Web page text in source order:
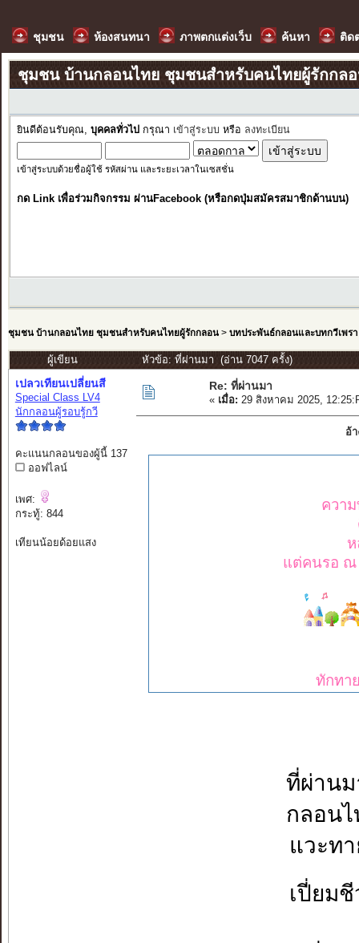
ชุมชน ห้องสนทนา ภาพตกแต่งเว็บ ค้นหา ติด
ชุมชน บ้านกลอนไทย ชุมชนสำหรับคนไทยผู้รักกล
ยินดีต้อนรับคุณ, บุคคลทั่วไป กรุณา เข้าสู่ระบบ หรือ ลงทะเบียน
เข้าสู่ระบบด้วยชื่อผู้ใช้ รหัสผ่าน และระยะเวลาในเซสชั่น
กด Link เพื่อร่วมกิจกรรม ผ่านFacebook (หรือกดปุ่มสมัครสมาชิกด้านบน)
ชุมชน บ้านกลอนไทย ชุมชนสำหรับคนไทยผู้รักกลอน> บทประพันธ์กลอนและบทกวีเพรา
ผู้เขียน หัวข้อ: ที่ผ่านมา (อ่าน 7047 ครั้ง)
เปลวเทียนเปลี่ยนสี
Special Class LV4
นักกลอนผู้รอบรู้กวี
คะแนนกลอนของผู้นี้ 137
ออฟไลน์
เพศ:
กระทู้: 844
เทียนน้อยด้อยแสง
Re: ที่ผ่านมา
« เมื่อ: 29 สิงหาคม 2025,
อ้
ควา
แต่คนรอ ณ
ทักทา
ที่ผ่าน
กลอน
แวะท
เปี่ยม